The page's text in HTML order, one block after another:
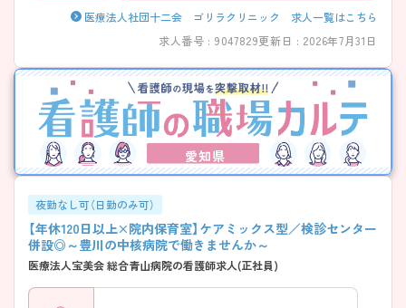
医療法人社団十二会 ゴリラクリニック 求人一覧はこちら
求人番号 : 9047829更新日 : 2026年7月31日
愛知県
夜勤なし可（日勤のみ可）
【年休120日以上×院内保育室】ケアミックス型／検診センター
併設◎～豊川の中核病院で働きませんか～
医療法人宝美会 総合青山病院の看護師求人(正社員)